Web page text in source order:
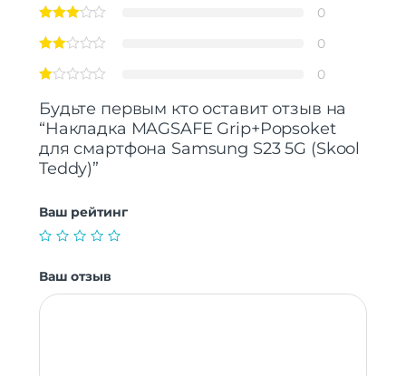
0
0
0
Будьте первым кто оставит отзыв на
“Накладка MAGSAFE Grip+Popsoket
для смартфона Samsung S23 5G (Skool
Teddy)”
Ваш рейтинг
Ваш отзыв